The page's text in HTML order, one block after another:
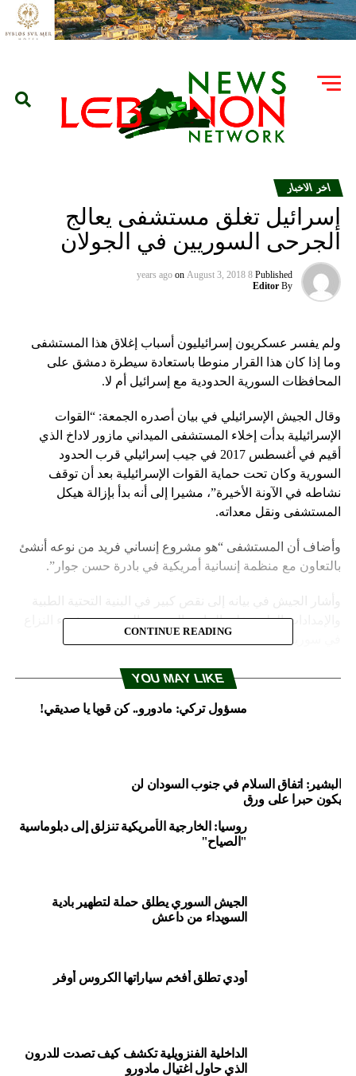
اخر الاخبار
إسرائيل تغلق مستشفى يعالج
الجرحى السوريين في الجولان
Published
8 years ago
on August 3, 2018
By
Editor
ولم يفسر عسكريون إسرائيليون أسباب إغلاق هذا المستشفى
وما إذا كان هذا القرار منوطا باستعادة سيطرة دمشق على
المحافظات السورية الحدودية مع إسرائيل أم لا.
وقال الجيش الإسرائيلي في بيان أصدره الجمعة: “القوات
الإسرائيلية بدأت إخلاء المستشفى الميداني مازور لاداخ الذي
أقيم في أغسطس 2017 في جيب إسرائيلي قرب الحدود
السورية وكان تحت حماية القوات الإسرائيلية بعد أن توقف
نشاطه في الآونة الأخيرة”، مشيرا إلى أنه بدأ بإزالة هيكل
المستشفى ونقل معداته.
وأضاف أن المستشفى “هو مشروع إنساني فريد من نوعه أنشئ
بالتعاون مع منظمة إنسانية أمريكية في بادرة حسن جوار”.
وأشار الجيش في بيانه إلى نقص كبير في البنية التحتية الطبية
والإمدادات الطبية على الجانب السوري الحدودي منذ بدء النزاع
وأضاف: “لغياب الخيارات الطبية المناسبة في سوريا قام الجيش
الإسرائيلي بتقديم مساعدات إنسانية وأنقذ حياة الناس كجزء من
عملية حسن الجوار مع الحفاظ على سياسة عدم التدخل في
إنشائها.
وتمكن الجيش السوري من استعادة مدينة القنيطرة بالقرب من
نيزك عمره 4.5 مليار سنة قد يحل لغز تشكّل النظام
CONTINUE READING
YOU MAY LIKE
مسؤول تركي: مادورو.. كن قويا يا صديقي!
البشير: اتفاق السلام في جنوب السودان لن
يكون حبرا على ورق
روسيا: الخارجية الأمريكية تنزلق إلى دبلوماسية
"الصياح"
الجيش السوري يطلق حملة لتطهير بادية
السويداء من داعش
أودي تطلق أفخم سياراتها الكروس أوفر
الداخلية الفنزويلية تكشف كيف تصدت للدرون
الذي حاول اغتيال مادورو